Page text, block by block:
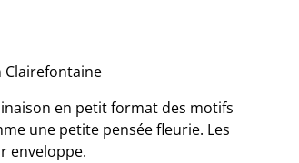
Clairefontaine
en petit format des motifs
une petite pensée fleurie. Les
enveloppe.